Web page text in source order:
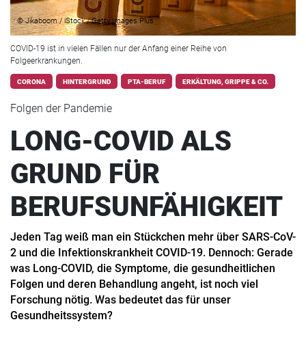
© Jikaboom / iStock / Getty Images Plus
COVID-19 ist in vielen Fällen nur der Anfang einer Reihe von
Folgeerkrankungen.
CORONA HINTERGRUND PTA-BERUF ERKÄLTUNG, GRIPPE & CO.
Folgen der Pandemie
LONG-COVID ALS
GRUND FÜR
BERUFSUNFÄHIGKEIT
Jeden Tag weiß man ein Stückchen mehr über SARS-CoV-
2 und die Infektionskrankheit COVID-19. Dennoch: Gerade
was Long-COVID, die Symptome, die gesundheitlichen
Folgen und deren Behandlung angeht, ist noch viel
Forschung nötig. Was bedeutet das für unser
Gesundheitssystem?